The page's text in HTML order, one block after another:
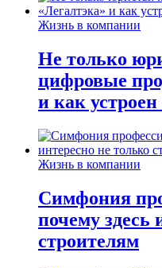
Жизнь в компании
Не только
цифровые
и как устроен
Жизнь в компании
Симфония
почему здесь
строителям